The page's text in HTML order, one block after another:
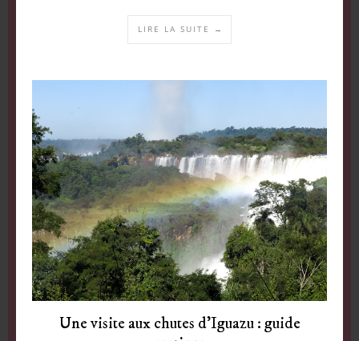
LIRE LA SUITE →
Une visite aux chutes d’Iguazu : guide